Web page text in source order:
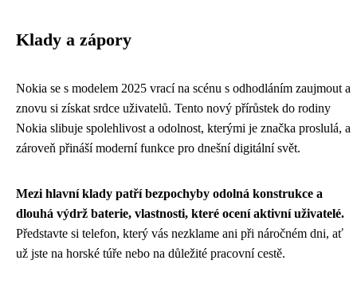
Klady a zápory
Nokia se s modelem 2025 vrací na scénu s odhodláním zaujmout a
znovu si získat srdce uživatelů. Tento nový přírůstek do rodiny
Nokia slibuje spolehlivost a odolnost, kterými je značka proslulá, a
zároveň přináší moderní funkce pro dnešní digitální svět.
Mezi hlavní klady patří bezpochyby odolná konstrukce a
dlouhá výdrž baterie, vlastnosti, které ocení aktivní uživatelé.
Představte si telefon, který vás nezklame ani při náročném dni, ať
už jste na horské túře nebo na důležité pracovní cestě.